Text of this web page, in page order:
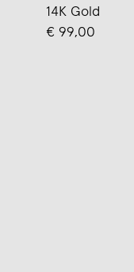
14K Gold
€ 99,00